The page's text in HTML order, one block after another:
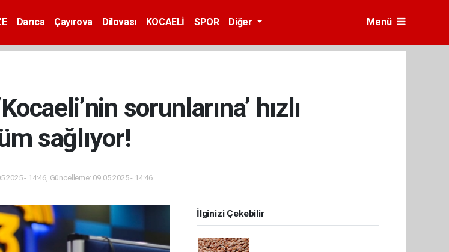
Darıca Çayırova Dilovası KOCAELİ SPOR Diğer Menü
sorunlarına’ hızlı
sağlıyor!
- 14:46, Güncelleme: 09.05.2025 - 14:46
İlginizi Çekebilir